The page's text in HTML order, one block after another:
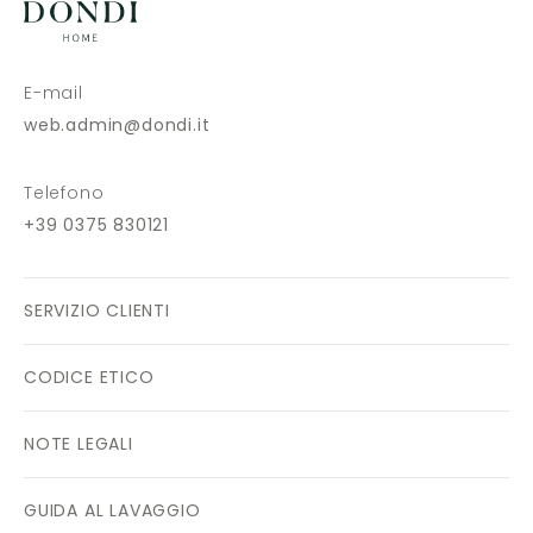
E-mail
web.admin@dondi.it
Telefono
+39 0375 830121
SERVIZIO CLIENTI
CODICE ETICO
NOTE LEGALI
GUIDA AL LAVAGGIO